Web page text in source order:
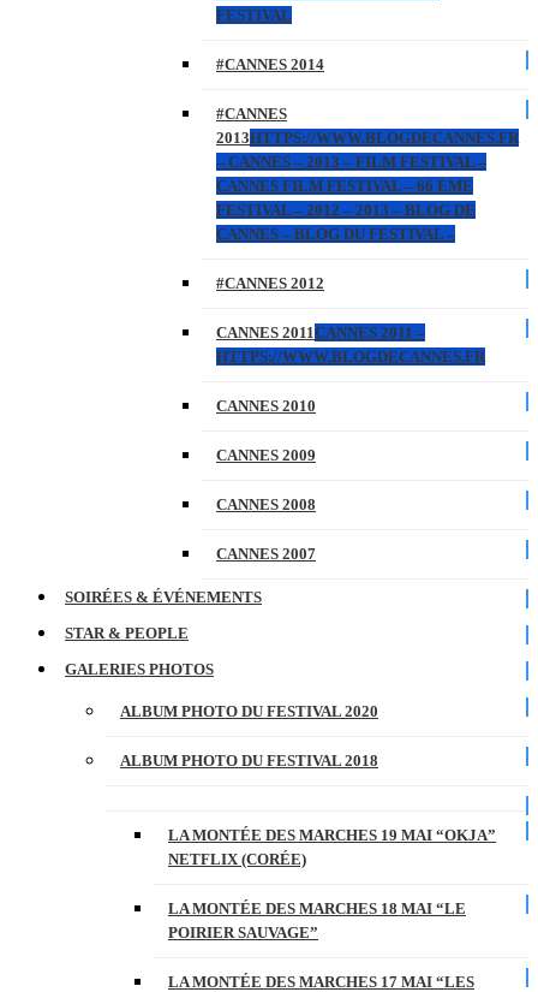
FESTIVAL
#CANNES 2014
#CANNES
2013HTTPS://WWW.BLOGDECANNES.FR
– CANNES – 2013 – FILM FESTIVAL –
CANNES FILM FESTIVAL – 66 EME
FESTIVAL – 2012 – 2013 – BLOG DE
CANNES – BLOG DU FESTIVAL –
#CANNES 2012
CANNES 2011CANNES 2011 –
HTTPS://WWW.BLOGDECANNES.FR
CANNES 2010
CANNES 2009
CANNES 2008
CANNES 2007
SOIRÉES & ÉVÉNEMENTS
STAR & PEOPLE
GALERIES PHOTOS
ALBUM PHOTO DU FESTIVAL 2020
ALBUM PHOTO DU FESTIVAL 2018
LA MONTÉE DES MARCHES 19 MAI “OKJA”
NETFLIX (CORÉE)
LA MONTÉE DES MARCHES 18 MAI “LE
POIRIER SAUVAGE”
LA MONTÉE DES MARCHES 17 MAI “LES